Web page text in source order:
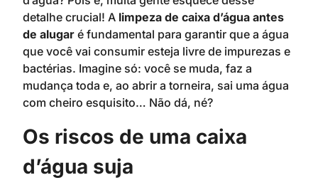
detalhe crucial! A limpeza de caixa d’água antes
de alugar é fundamental para garantir que a água
que você vai consumir esteja livre de impurezas e
bactérias. Imagine só: você se muda, faz a
mudança toda e, ao abrir a torneira, sai uma água
com cheiro esquisito… Não dá, né?
Os riscos de uma caixa
d’água suja